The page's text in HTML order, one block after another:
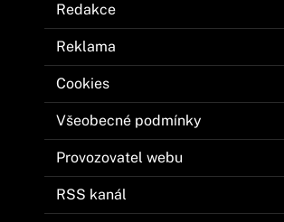
Redakce
Reklama
Cookies
Všeobecné podmínky
Provozovatel webu
RSS kanál